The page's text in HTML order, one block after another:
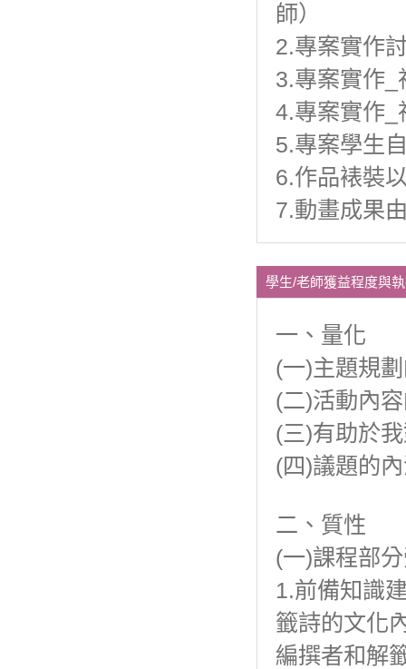
師）
2.專案實作
3.專案實作_
4.專案實作_
5.專案學生
6.作品裱裝
7.動畫成果
學生/老師獲益程度與
一、量化
(一)主題規
(二)活動內
(三)有助於
(四)議題的
二、質性
(一)課程部
1.前備知識
籤詩的文化
編撰者和解